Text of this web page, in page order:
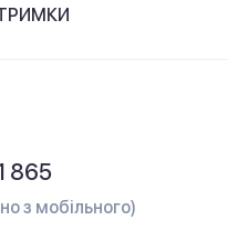
865
з мобільного)